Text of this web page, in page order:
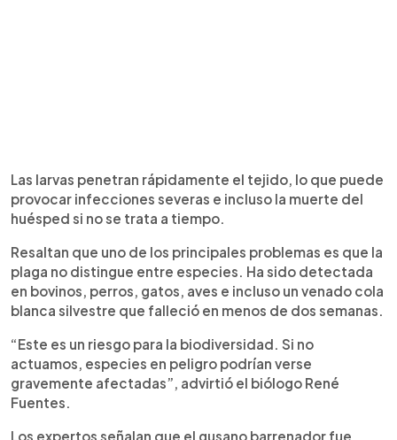
Las larvas penetran rápidamente el tejido, lo que puede
provocar infecciones severas e incluso la muerte del
huésped si no se trata a tiempo.
Resaltan que uno de los principales problemas es que la
plaga no distingue entre especies. Ha sido detectada
en bovinos, perros, gatos, aves e incluso un venado cola
blanca silvestre que falleció en menos de dos semanas.
“Este es un riesgo para la biodiversidad. Si no
actuamos, especies en peligro podrían verse
gravemente afectadas”, advirtió el biólogo René
Fuentes.
Los expertos señalan que el gusano barrenador fue